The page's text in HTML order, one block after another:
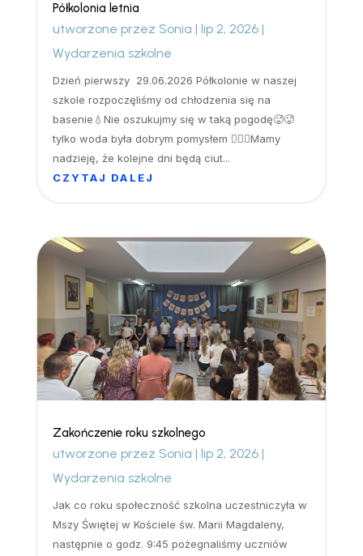
Półkolonia letnia
utworzone przez Sonia | lip 2, 2026|
Wydarzenia szkolne
Dzień pierwszy 29.06.2026 Półkolonie w naszej
szkole rozpoczęliśmy od chłodzenia się na
basenie💧Nie oszukujmy się w taką pogodę🥵🥵
tylko woda była dobrym pomysłem 🏊‍♀️🤽Mamy
nadzieję, że kolejne dni będą ciut...
CZYTAJ DALEJ
Zakończenie roku szkolnego
utworzone przez Sonia | lip 2, 2026|
Wydarzenia szkolne
Jak co roku społeczność szkolna uczestniczyła w
Mszy Świętej w Kościele św. Marii Magdaleny,
następnie o godz. 9:45 pożegnaliśmy uczniów